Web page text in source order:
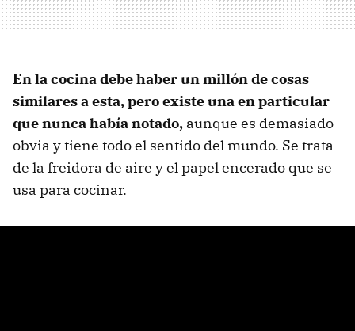
En la cocina debe haber un millón de cosas
similares a esta, pero existe una en particular
que nunca había notado, aunque es demasiado
obvia y tiene todo el sentido del mundo. Se trata
de la freidora de aire y el papel encerado que se
usa para cocinar.